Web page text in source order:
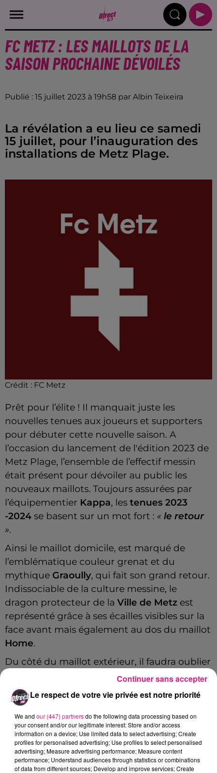
FC METZ : LES MAILLOTS DE LA
SAISON PROCHAINE DÉVOILÉS
Publié : 15 juillet 2023 à 19h58 par Albin Teixeira
La révélation a eu lieu ce samedi
15 juillet, pour l’inauguration des
installations de Metz Plage.
Crédit : FC Metz
Prêt pour l’élite ! Il manquait juste les
nouvelles tenues aux joueurs et supporters
pour débuter cette nouvelle saison. A
l’occasion du lancement de l'édition 2023 de
Metz Plage, l’ensemble de l’effectif messin
était présent pour dévoiler au public les
nouveaux maillots. Toujours assurées par
l’équipementier Kappa, les tenues 2023
-2024 se basent sur un mot fort : « le retour
».
Ainsi le maillot domicile, est marqué de
l’emblématique couleur grenat et du
mythique Graoully, qui fait son grand retour.
Indissociable de la culture messine, le
dragon protecteur de la Ville de Metz est
représenté grâce à ses écailles visibles sur la
face avant mais également au dos du maillot
Home.
Du côté du maillot extérieur, il faudra oublier
le blanc des saisons passées. En effet, leFC
Metz
a opté pour le retour de la couleur
Pierre de Jaumont
. Cette teinte jaune
dorée inspirée de la pierre emblématique du
territoire messin a déjà accompagné les
exploits des Mosellans notamment lors de la
saison 1997-1998, lorsque leFC Metz
décrochait le titre de vice-champion de
Le respect de votre vie privée est notre priorité
We and our (447) partnersdo the following data processing based on
your consent and/or our legitimate interest: Store and/or access
information on a device; Use limited data to select advertising; Create
profiles for personalised advertising; Use profiles to select personalised
advertising; Measure advertising performance; Measure content
performance; Understand audiences through statistics or combinations
of data from different sources; Develop and improve services; Create
Continuer sans accepter